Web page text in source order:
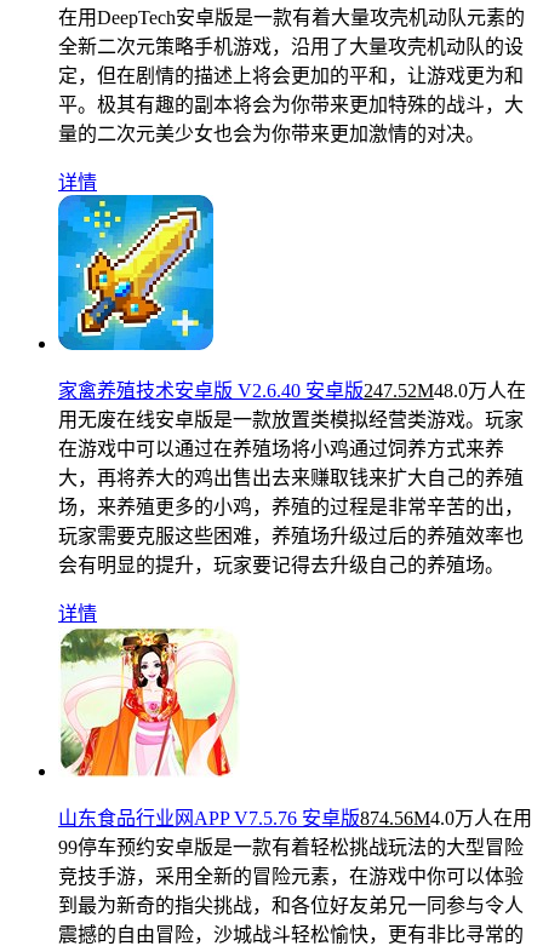
在用DeepTech安卓版是一款有着大量攻壳机动队元素的
全新二次元策略手机游戏，沿用了大量攻壳机动队的设
定，但在剧情的描述上将会更加的平和，让游戏更为和
平。极其有趣的副本将会为你带来更加特殊的战斗，大
量的二次元美少女也会为你带来更加激情的对决。
详情
家禽养殖技术安卓版 V2.6.40 安卓版247.52M48.0万人在
用无废在线安卓版是一款放置类模拟经营类游戏。玩家
在游戏中可以通过在养殖场将小鸡通过饲养方式来养
大，再将养大的鸡出售出去来赚取钱来扩大自己的养殖
场，来养殖更多的小鸡，养殖的过程是非常辛苦的出，
玩家需要克服这些困难，养殖场升级过后的养殖效率也
会有明显的提升，玩家要记得去升级自己的养殖场。
详情
山东食品行业网APP V7.5.76 安卓版874.56M4.0万人在用
99停车预约安卓版是一款有着轻松挑战玩法的大型冒险
竞技手游，采用全新的冒险元素，在游戏中你可以体验
到最为新奇的指尖挑战，和各位好友弟兄一同参与令人
震撼的自由冒险，沙城战斗轻松愉快，更有非比寻常的